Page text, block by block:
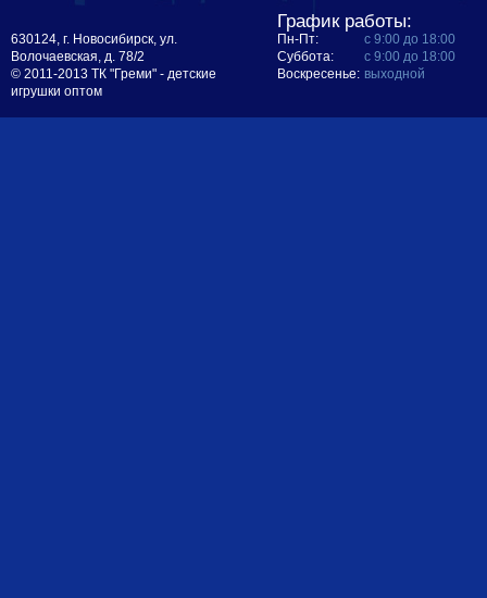
630124, г. Новосибирск, ул.
Волочаевская, д. 78/2
© 2011-2013 ТК "Греми" - детские
игрушки оптом
График работы:
Пн-Пт:
с 9:00 до 18:00
Суббота:
с 9:00 до 18:00
Воскресенье: выходной